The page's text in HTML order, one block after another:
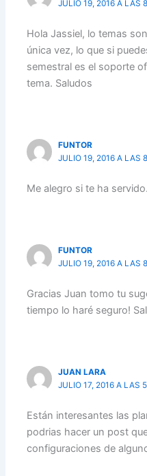
JULIO 19, 2016 A LAS
Hola Jassiel, lo temas
única vez, lo que si
semestral es el soporte
tema. Saludos
FUNTOR
JULIO 19, 2016 A LAS
Me alegro si te ha
FUNTOR
JULIO 19, 2016 A LAS
Gracias Juan tomo tu
tiempo lo haré seguro!
JUAN LARA
JULIO 17, 2016 A LAS
Están interesantes las
podrias hacer un post
configuraciones de